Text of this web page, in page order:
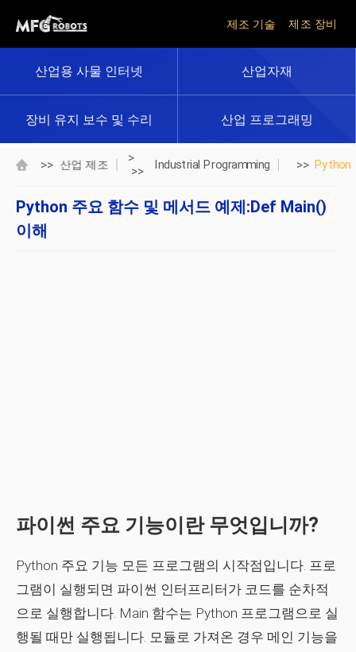
제조 기술 제조 장비
산업용 사물 인터넷 산업자재
장비 유지 보수 및 수리 산업 프로그래밍
>> 산업 제조
>
>>
Industrial Programming >> Python
Python 주요 함수 및 메서드 예제:def Main()
이해
파이썬 주요 기능이란 무엇입니까?
Python 주요 기능 모든 프로그램의 시작점입니다. 프로
그램이 실행되면 파이썬 인터프리터가 코드를 순차적
으로 실행합니다. Main 함수는 Python 프로그램으로 실
행될 때만 실행됩니다. 모듈로 가져온 경우 메인 기능을